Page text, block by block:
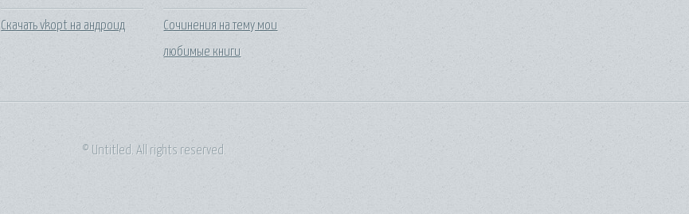
Скачать vkopt на андроид
Сочинения на тему мои
любимые книги
© Untitled. All rights reserved.